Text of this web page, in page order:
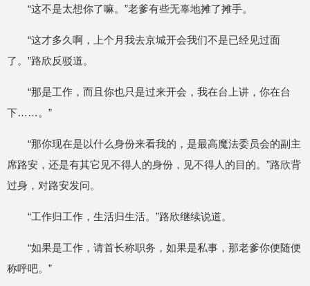
“这不是太想你了嘛。”老爹有些无辜地摊了摊手。
“这才多久啊，上个月我去京城开会我们不是已经见过面
了。”路欣反驳道。
“那是工作，而且你也只是过来开会，我在台上讲，你在台
下……。”
“那你现在是以什么身份来看我的，是最高魔法委员会的副主
席路安，还是有其它见不得人的身份，见不得人的目的。”路欣背
过身，对路安发问。
“工作归工作，生活归生活。”路欣继续说道。
“如果是工作，请首长称职务，如果是私事，那老爹你便随便
称呼吧。”